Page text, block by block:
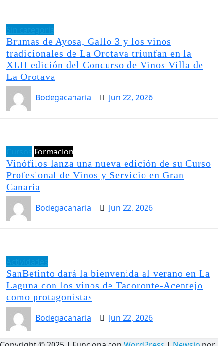
Brumas de Ayosa, Gallo 3 y los vinos
tradicionales de La Orotava triunfan en la
XLII edición del Concurso de Vinos Villa de
La Orotava
Bodegacanaria
Jun 22, 2026
Formacion
Vinófilos lanza una nueva edición de su Curso
Profesional de Vinos y Servicio en Gran
Canaria
Bodegacanaria
Jun 22, 2026
SanBetinto dará la bienvenida al verano en La
Laguna con los vinos de Tacoronte-Acentejo
como protagonistas
Bodegacanaria
Jun 22, 2026